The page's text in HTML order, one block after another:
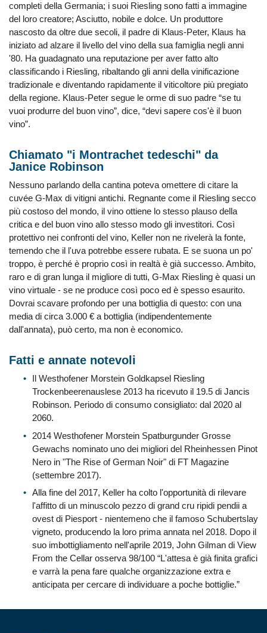
completi della Germania; i suoi Riesling sono fatti a immagine
del loro creatore; Asciutto, nobile e dolce. Un produttore
nascosto da oltre due secoli, il padre di Klaus-Peter, Klaus ha
iniziato ad alzare il livello del vino della sua famiglia negli anni
'80. Ha guadagnato una reputazione per aver fatto alto
classificando i Riesling, ribaltando gli anni della vinificazione
tradizionale e diventando rapidamente il viticoltore più pregiato
della regione. Klaus-Peter segue le orme di suo padre “se tu
vuoi produrre del buon vino”, dice, “devi sapere cos'è il buon
vino”.
Chiamato "i Montrachet tedeschi" da
Janice Robinson
Nessuno parlando della cantina poteva omettere di citare la
cuvée G-Max di vitigni antichi. Regnante come il Riesling secco
più costoso del mondo, il vino ottiene lo stesso plauso della
critica e del buon vino allo stesso modo gli investitori. Così
protettivo nei confronti del vino, Keller non ne rivelerà la fonte,
temendo che il l'uva potrebbe essere rubata. E se suona un po'
troppo, è perché è proprio così in realtà è già successo. Ambito,
raro e di gran lunga il migliore di tutti, G-Max Riesling è quasi un
vino virtuale - se ne produce così poco ed è spesso esaurito.
Dovrai scavare profondo per una bottiglia di questo: con una
media di circa 3.000 € a bottiglia (indipendentemente
dall'annata), può certo, ma non è economico.
Fatti e annate notevoli
Il Westhofener Morstein Goldkapsel Riesling
Trockenbeerenauslese 2013 ha ricevuto il 19.5 di Jancis
Robinson. Periodo di consumo consigliato: dal 2020 al
2060.
2014 Westhofener Morstein Spatburgunder Grosse
Gewachs nominato uno dei migliori del Rheinhessen Pinot
Nero in "The Rise of German Noir" di FT Magazine
(settembre 2017).
Alla fine del 2017, Keller ha colto l'opportunità di rilevare
l'affitto di un minuscolo pezzo di grand cru ripidi pendii a
ovest di Piesport - nientemeno che il famoso Schubertslay
vigneto, producendo la loro prima annata nel 2018. Dopo il
suo imbottigliamento nell'aprile 2019, John Gilman di View
From the Cellar osserva 98/100 “L'attesa è già finita grafici
e varrà la pena fare qualche organizzazione extra e
anticipata per cercare di individuare a poche bottiglie.”